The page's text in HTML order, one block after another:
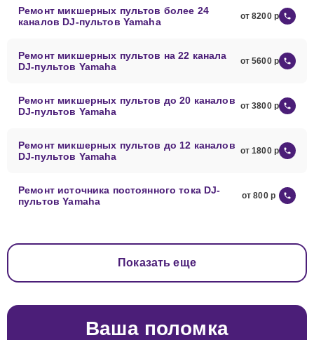
Ремонт микшерных пультов более 24
каналов DJ-пультов Yamaha
от 8200
Ремонт микшерных пультов на 22 канала
DJ-пультов Yamaha
от 5600
Ремонт микшерных пультов до 20 каналов
DJ-пультов Yamaha
от 3800
Ремонт микшерных пультов до 12 каналов
DJ-пультов Yamaha
от 1800
Ремонт источника постоянного тока DJ-
пультов Yamaha
от 800
Показать еще
Ваша поломка